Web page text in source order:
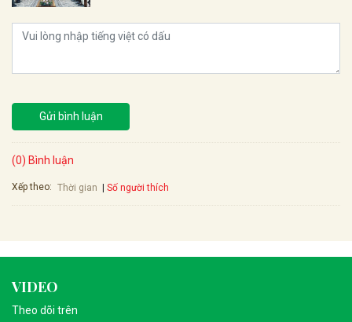
Gửi bình luận
(0) Bình luận
Xếp theo: Thời gian Số người thích
VIDEO
Theo dõi trên